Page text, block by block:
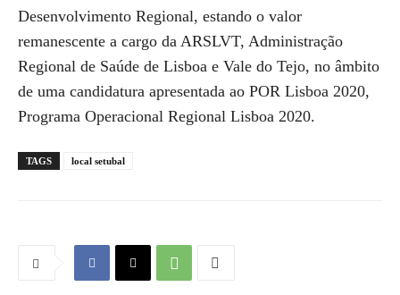
Desenvolvimento Regional, estando o valor
remanescente a cargo da ARSLVT, Administração
Regional de Saúde de Lisboa e Vale do Tejo, no âmbito
de uma candidatura apresentada ao POR Lisboa 2020,
Programa Operacional Regional Lisboa 2020.
TAGS local setubal